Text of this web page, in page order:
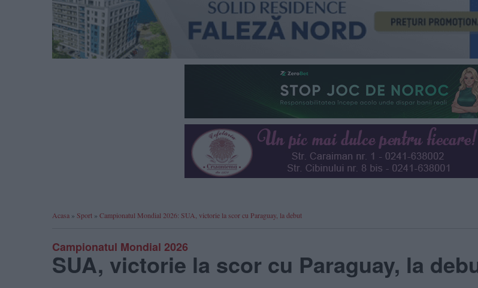
Acasa » Sport » Campionatul Mondial 2026: SUA, victorie la scor cu Paraguay, la debut
Campionatul Mondial 2026
SUA, victorie la scor cu Paraguay, la